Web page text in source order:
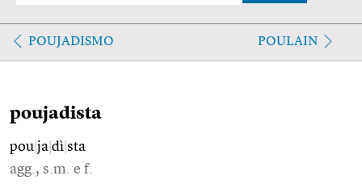
POUJADISMO POULAIN
poujadista
pou ja dì sta
agg., s.m. e f.